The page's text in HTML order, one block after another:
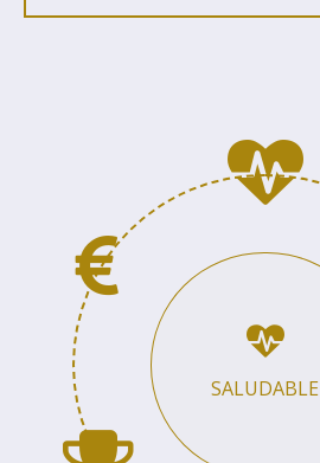
SALUDABLE